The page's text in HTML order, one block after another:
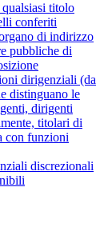
titolo
conferiti
di indirizzo
pubbliche di
dirigenziali (da
distinguano le
dirigenti
titolari di
con funzioni
discrezionali